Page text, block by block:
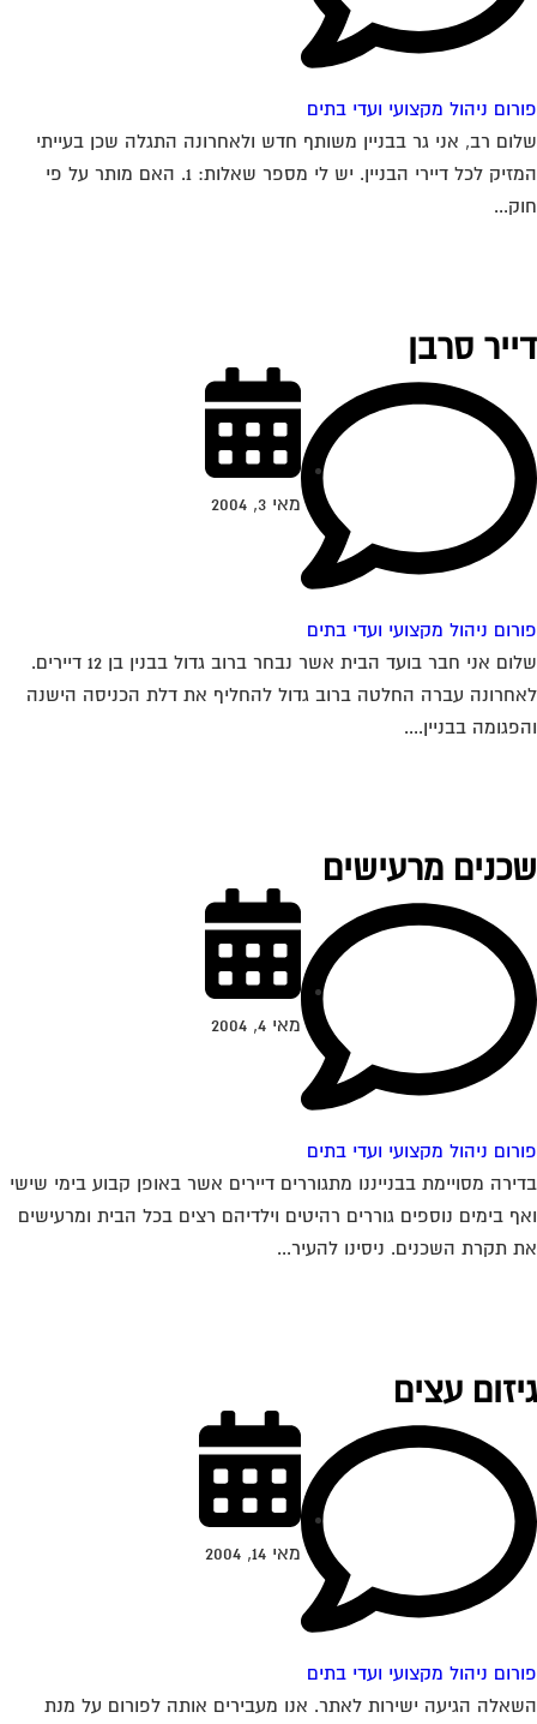
ניהול מקצועי ועדי בתים
רב, אני גר בבניין משותף חדש ולאחרונה התגלה שכן בעייתי
המזיק לכל דיירי הבניין. יש לי מספר שאלות: 1. האם מותר על פי
סרבן
ניהול מקצועי ועדי בתים
מאי 3, 2004
שלום אני חבר בועד הבית אשר נבחר ברוב גדול בבנין בן 12 דיירים.
עברה החלטה ברוב גדול להחליף את דלת הכניסה הישנה
בבניין....
מרעישים
ניהול מקצועי ועדי בתים
מאי 4, 2004
מסויימת בבנייננו מתגוררים דיירים אשר באופן קבוע בימי שישי
בימים נוספים גוררים רהיטים וילדיהם רצים בכל הבית ומרעישים
תקרת השכנים. ניסינו להעיר...
עצים
ניהול מקצועי ועדי בתים
מאי 14, 2004
הגיעה ישירות לאתר. אנו מעבירים אותה לפורום על מנת